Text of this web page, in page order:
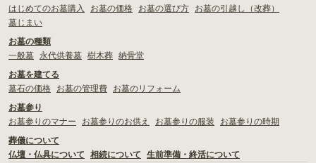
はじめてのお墓購入
お墓の価格 お墓の選び方
お墓の引越し（改葬）
墓じまい
お墓の種類
一般墓
永代供養墓 樹木葬 納骨堂
お墓を建てる
墓石の価格
お墓の管理費
お墓のリフォーム
お墓参り
お墓参りのマナー
お墓参りのお供え お墓参りの服装
お墓参りの時期
葬儀について
仏壇・仏具について
相続について 生前準備・終活について